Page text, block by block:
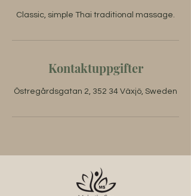
Classic, simple Thai traditional massage.
Kontaktuppgifter
Östregårdsgatan 2, 352 34 Växjö, Sweden